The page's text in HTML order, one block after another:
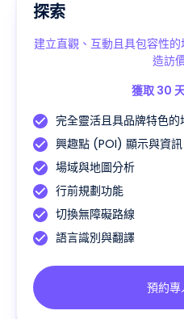
探索
建立直觀、互動且具包容性
造訪
獲取 30
完全靈活且具品牌特色的
興趣點 (POI) 顯示與資訊
場域與地圖分析
行前規劃功能
切換無障礙路線
語言識別與翻譯
預約